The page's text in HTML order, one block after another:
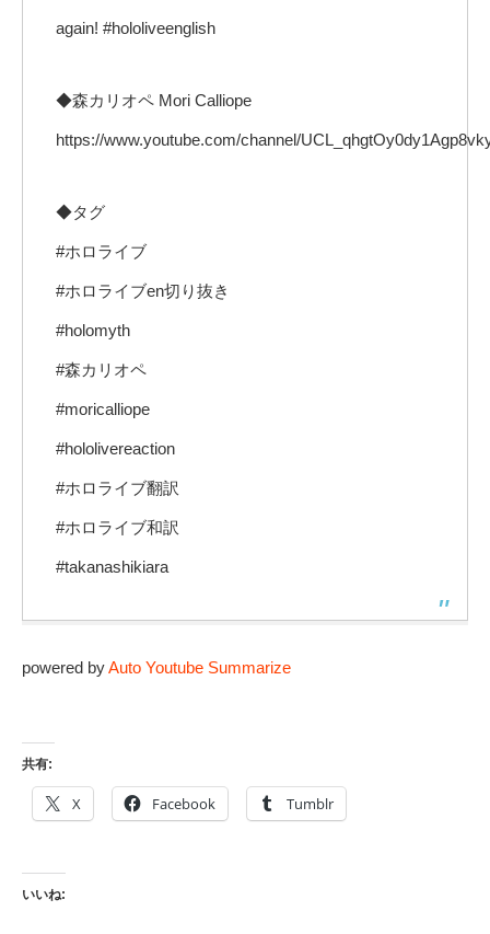
again! #hololiveenglish
◆森カリオペ Mori Calliope
https://www.youtube.com/channel/
◆タグ
#ホロライブ
#ホロライブen切り抜き
#holomyth
#森カリオペ
#moricalliope
#hololivereaction
#ホロライブ翻訳
#ホロライブ和訳
#takanashikiara
powered byAuto Youtube Summarize
共有:
X Facebook Tumblr
いいね: